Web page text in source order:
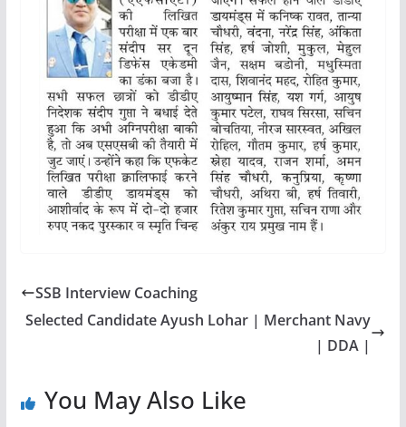
SSB Interview Coaching
Selected Candidate Ayush Lohar | Merchant Navy
| DDA |
You May Also Like